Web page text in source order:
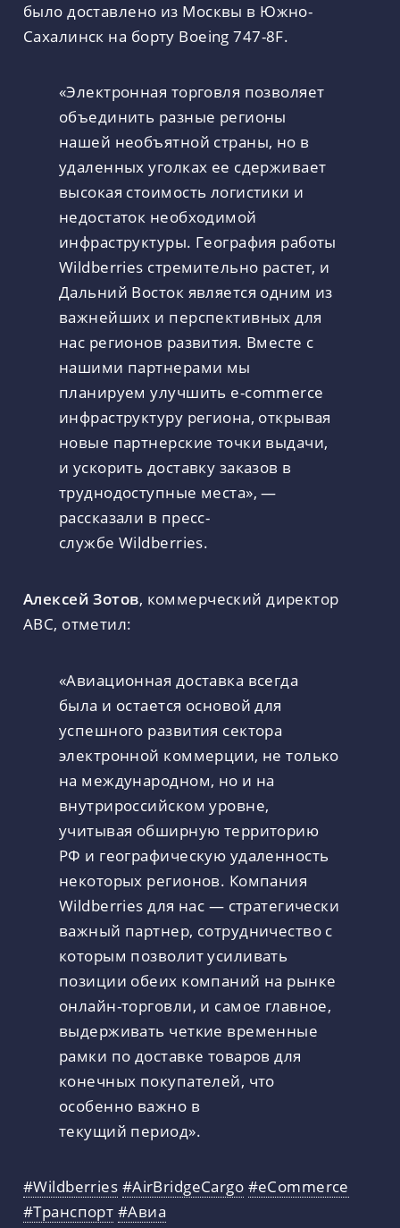
было доставлено из Москвы в Южно-
Сахалинск на борту Boeing 747-8F.
«Электронная торговля позволяет
объединить разные регионы
нашей необъятной страны, но в
удаленных уголках ее сдерживает
высокая стоимость логистики и
недостаток необходимой
инфраструктуры. География работы
Wildberries стремительно растет, и
Дальний Восток является одним из
важнейших и перспективных для
нас регионов развития. Вместе с
нашими партнерами мы
планируем улучшить e-commerce
инфраструктуру региона, открывая
новые партнерские точки выдачи,
и ускорить доставку заказов в
труднодоступные места», —
рассказали в пресс-
службе Wildberries.
Алексей Зотов, коммерческий директор
АВС, отметил:
«Авиационная доставка всегда
была и остается основой для
успешного развития сектора
электронной коммерции, не только
на международном, но и на
внутрироссийском уровне,
учитывая обширную территорию
РФ и географическую удаленность
некоторых регионов. Компания
Wildberries для нас — стратегически
важный партнер, сотрудничество с
которым позволит усиливать
позиции обеих компаний на рынке
онлайн-торговли, и самое главное,
выдерживать четкие временные
рамки по доставке товаров для
конечных покупателей, что
особенно важно в
текущий период».
#Wildberries #AirBridgeCargo #eCommerce
#Транспорт #Авиа